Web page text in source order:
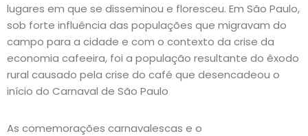
lugares em que se disseminou e floresceu. Em São Paulo,
sob forte influência das populações que migravam do
campo para a cidade e com o contexto da crise da
economia cafeeira, foi a população resultante do êxodo
rural causado pela crise do café que desencadeou o
início do Carnaval de São Paulo
As comemorações carnavalescas e o